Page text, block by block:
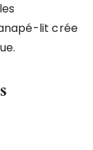
lit crée